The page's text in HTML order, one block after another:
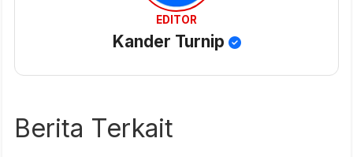
EDITOR
Kander Turnip
Berita Terkait